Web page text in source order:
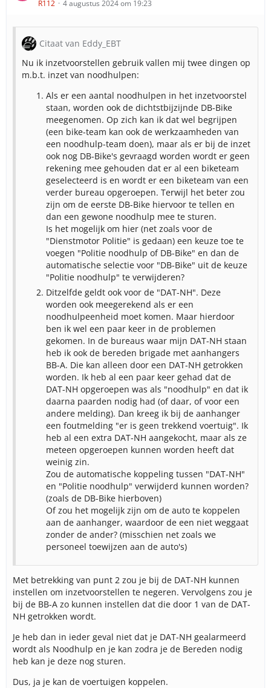
R112 4 augustus 2024 om 19:23
Citaat van Eddy_EBT
Nu ik inzetvoorstellen gebruik vallen mij twee dingen op
m.b.t. inzet van noodhulpen:
Als er een aantal noodhulpen in het inzetvoorstel
staan, worden ook de dichtstbijzijnde DB-Bike
meegenomen. Op zich kan ik dat wel begrijpen
(een bike-team kan ook de werkzaamheden van
een noodhulp-team doen), maar als er bij de inzet
ook nog DB-Bike's gevraagd worden wordt er geen
rekening mee gehouden dat er al een biketeam
geselecteerd is en wordt er een biketeam van een
verder bureau opgeroepen. Terwijl het beter zou
zijn om de eerste DB-Bike hiervoor te tellen en
dan een gewone noodhulp mee te sturen.
Is het mogelijk om hier (net zoals voor de
"Dienstmotor Politie" is gedaan) een keuze toe te
voegen "Politie noodhulp of DB-Bike" en dan de
automatische selectie voor "DB-Bike" uit de keuze
"Politie noodhulp" te verwijderen?
Ditzelfde geldt ook voor de "DAT-NH". Deze
worden ook meegerekend als er een
noodhulpeenheid moet komen. Maar hierdoor
ben ik wel een paar keer in de problemen
gekomen. In de bureaus waar mijn DAT-NH staan
heb ik ook de bereden brigade met aanhangers
BB-A. Die kan alleen door een DAT-NH getrokken
worden. Ik heb al een paar keer gehad dat de
DAT-NH opgeroepen was als "noodhulp" en dat ik
daarna paarden nodig had (of daar, of voor een
andere melding). Dan kreeg ik bij de aanhanger
een foutmelding "er is geen trekkend voertuig". Ik
heb al een extra DAT-NH aangekocht, maar als ze
meteen opgeroepen kunnen worden heeft dat
weinig zin.
Zou de automatische koppeling tussen "DAT-NH"
en "Politie noodhulp" verwijderd kunnen worden?
(zoals de DB-Bike hierboven)
Of zou het mogelijk zijn om de auto te koppelen
aan de aanhanger, waardoor de een niet weggaat
zonder de ander? (misschien net zoals we
personeel toewijzen aan de auto's)
Met betrekking van punt 2 zou je bij de DAT-NH kunnen
instellen om inzetvoorstellen te negeren. Vervolgens zou je
bij de BB-A zo kunnen instellen dat die door 1 van de DAT-
NH getrokken wordt.
Je heb dan in ieder geval niet dat je DAT-NH gealarmeerd
wordt als Noodhulp en je kan zodra je de Bereden nodig
heb kan je deze nog sturen.
Dus, ja je kan de voertuigen koppelen.